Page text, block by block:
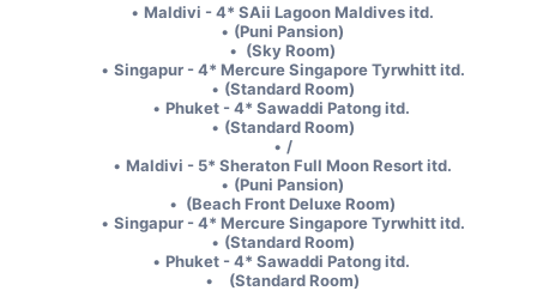
Maldivi - 4* SAii Lagoon Maldives itd.
(Puni Pansion)
(Sky Room)
Singapur - 4* Mercure Singapore Tyrwhitt itd.
(Standard Room)
Phuket - 4* Sawaddi Patong itd.
(Standard Room)
/
Maldivi - 5* Sheraton Full Moon Resort itd.
(Puni Pansion)
(Beach Front Deluxe Room)
Singapur - 4* Mercure Singapore Tyrwhitt itd.
(Standard Room)
Phuket - 4* Sawaddi Patong itd.
(Standard Room)